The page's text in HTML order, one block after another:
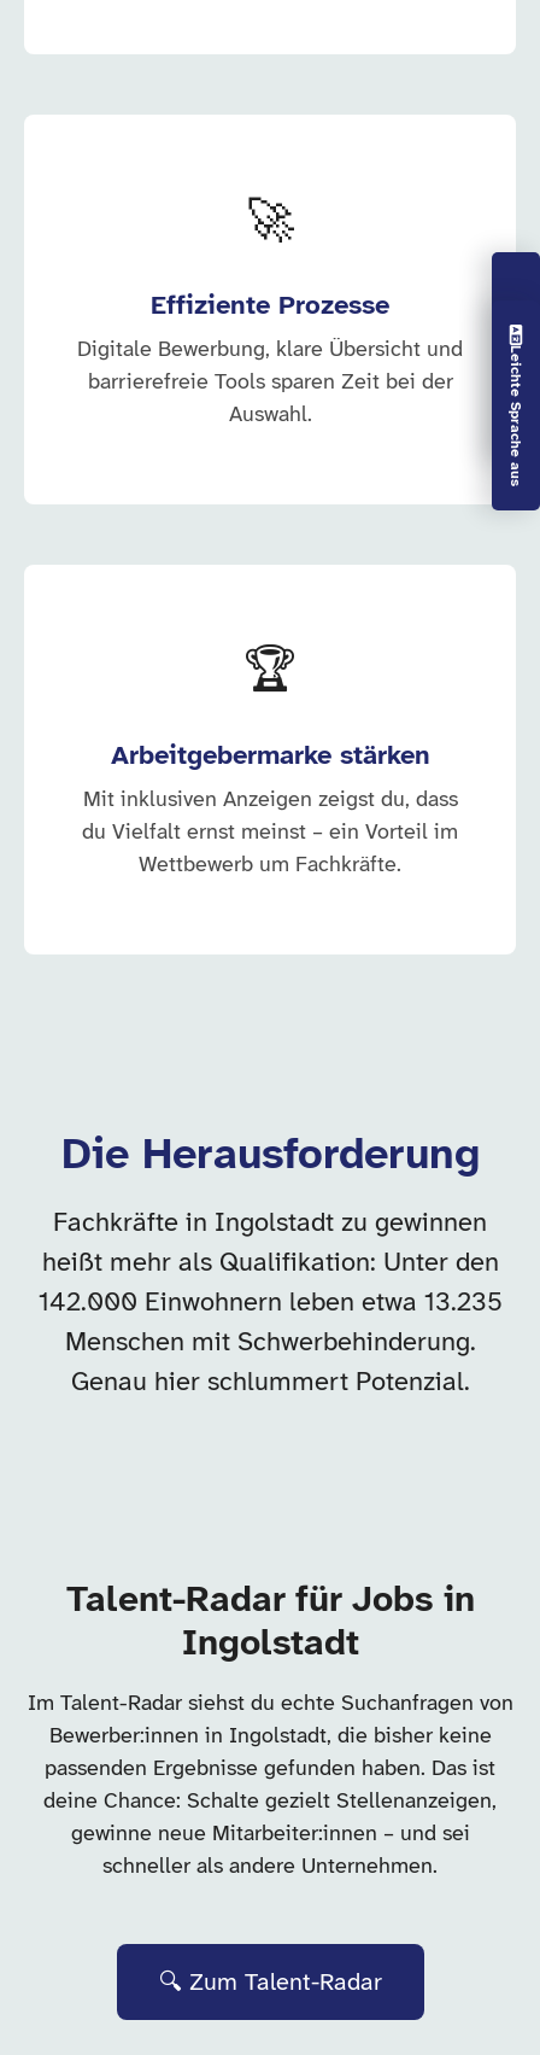
Vorlesen aus
Leichte Sprache aus
🚀
Effiziente Prozesse
Digitale Bewerbung, klare Übersicht und
barrierefreie Tools sparen Zeit bei der
Auswahl.
🏆
Arbeitgebermarke stärken
Mit inklusiven Anzeigen zeigst du, dass
du Vielfalt ernst meinst – ein Vorteil im
Wettbewerb um Fachkräfte.
Die Herausforderung
Fachkräfte in Ingolstadt zu gewinnen
heißt mehr als Qualifikation: Unter den
142.000 Einwohnern leben etwa 13.235
Menschen mit Schwerbehinderung.
Genau hier schlummert Potenzial.
Talent-Radar für Jobs in
Ingolstadt
Im Talent-Radar siehst du echte Suchanfragen von
Bewerber:innen in Ingolstadt, die bisher keine
passenden Ergebnisse gefunden haben. Das ist
deine Chance: Schalte gezielt Stellenanzeigen,
gewinne neue Mitarbeiter:innen – und sei
schneller als andere Unternehmen.
🔍 Zum Talent-Radar